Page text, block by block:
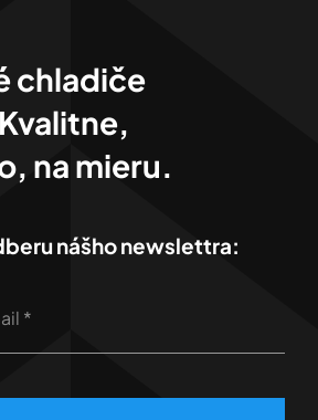
chladiče
na mieru.
nášho newslettra: